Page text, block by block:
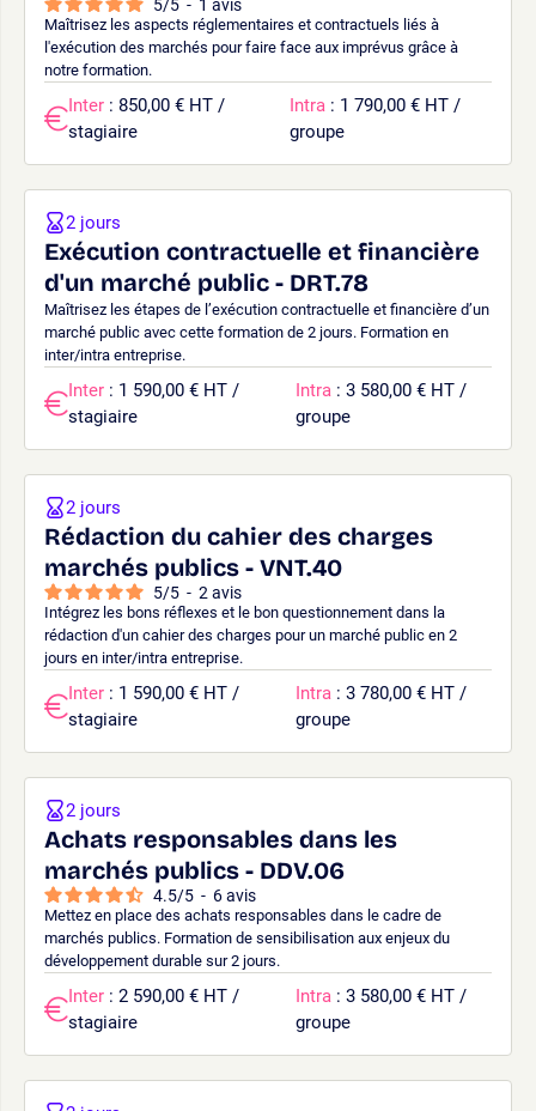
5/5 - 1 avis
Maîtrisez les aspects réglementaires et contractuels liés à
l'exécution des marchés pour faire face aux imprévus grâce à
notre formation.
Inter : 850,00 € HT /
stagiaire
Intra : 1 790,00 € HT /
groupe
Exécution contractuelle et financière
d'un marché public - DRT.78
Maîtrisez les étapes de l’exécution contractuelle et financière d’un
marché public avec cette formation de 2 jours. Formation en
inter/intra entreprise.
2 jours
Inter : 1 590,00 € HT /
stagiaire
Intra : 3 580,00 € HT /
groupe
Rédaction du cahier des charges
marchés publics - VNT.40
5/5 - 2 avis
Intégrez les bons réflexes et le bon questionnement dans la
rédaction d'un cahier des charges pour un marché public en 2
jours en inter/intra entreprise.
2 jours
Inter : 1 590,00 € HT /
stagiaire
Intra : 3 780,00 € HT /
groupe
Achats responsables dans les
marchés publics - DDV.06
4.5/5 - 6avis
Mettez en place des achats responsables dans le cadre de
marchés publics. Formation de sensibilisation aux enjeux du
développement durable sur 2 jours.
2 jours
Inter : 2 590,00 € HT /
stagiaire
Intra : 3 580,00 € HT /
groupe